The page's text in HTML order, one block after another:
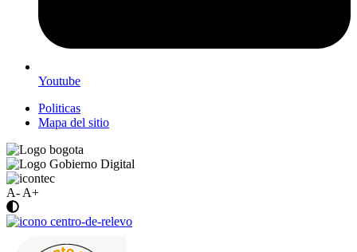
Youtube
Politicas
Mapa del sitio
A- A+